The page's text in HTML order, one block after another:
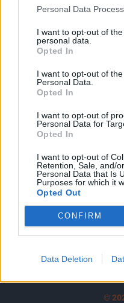
Personal Data
I want to opt-out of
personal data.
Opted In
I want to opt-out of
Personal Data.
Opted In
I want to opt-out of
Personal Data for
Opted In
I want to opt-out of
Retention, Sale, and/
Personal Data that Is
Purposes for which it
Opted Out
CONFIRM
Data Deletion
KEDVES
A keresett cikk a
tartozik, melynek
Az előfizetés a
Portfolio.hu teljes
Kötéslisták: BÉT
kötéslistái
MÁR ELŐFIZETŐNK
©